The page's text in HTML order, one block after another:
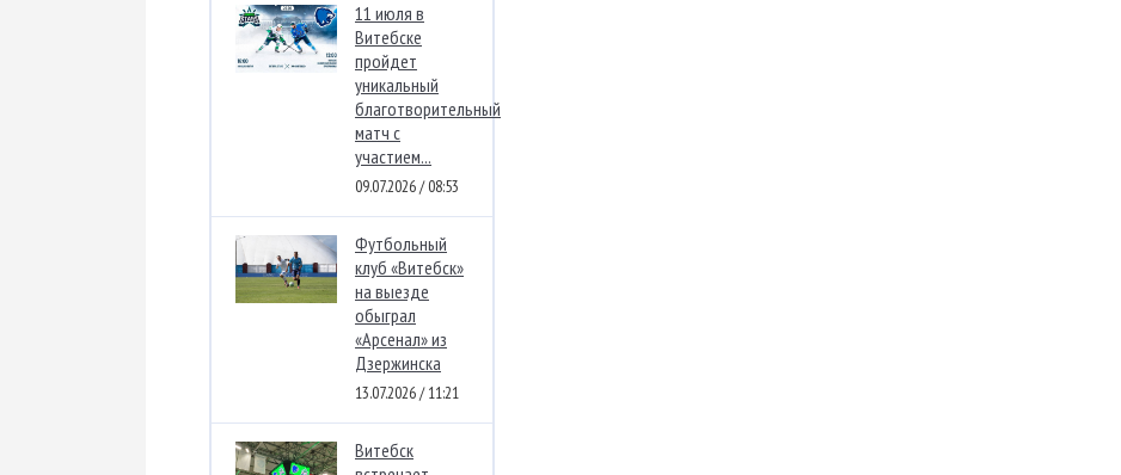
11 июля в
Витебске
пройдет
уникальный
благотворительный
матч с
участием...
09.07.2026 / 08:53
Футбольный
клуб «Витебск»
на выезде
обыграл
«Арсенал» из
Дзержинска
13.07.2026 / 11:21
Витебск